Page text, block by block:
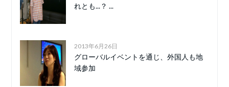
れとも...？ ...
2013年6月26日
グローバルイベントを通じ、外国人も地
域参加